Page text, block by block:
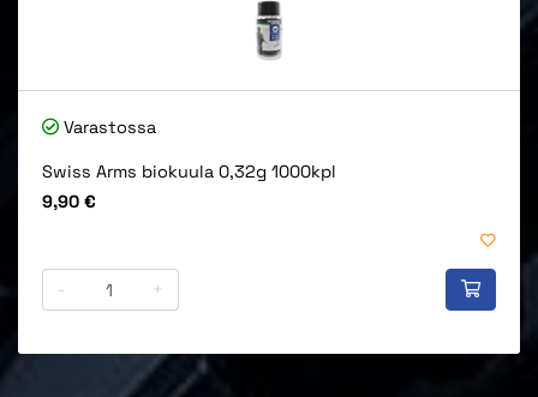
Varastossa
Swiss Arms biokuula 0,32g 1000kpl
Hinta
9,90 €
- +